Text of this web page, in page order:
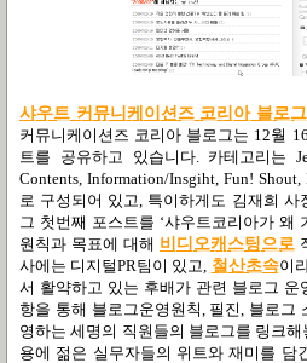
샤우트 커 뮤니 케 이 션즈 코리아 블로그
커뮤니케이션즈 코리아 블로그는 12월 16
트를 공유하고 있습니다. 카테고리는
Contents, Information/Insgiht, Fun!
로 구성되어 있고, 특이하게도 김재희 사
그 첫번째 포스트를 ‘샤우트코리아가 왜
원칙과 목표에 대해 비 디 오캐 스팅으로
사에는 디지털PR팀이 있고, 철산초속이
서 활약하고 있는 후배가 관련 블로그 운
항을 통해 블로그운영원칙, 필진, 블로그
영하는 세명의 직원들의 블로그를 링크해
용에 젊은 실무자들의 위트와 재미를 담